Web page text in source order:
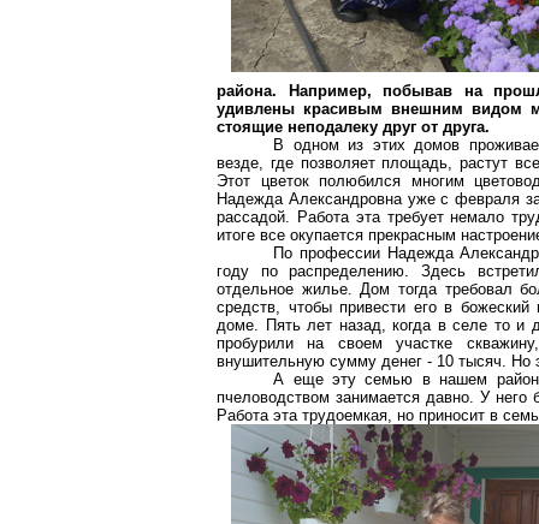
района. Например, побывав на
удивлены красивым внешним видом
стоящие неподалеку друг от друга.
В одном из этих домов
везде, где позволяет площадь, растут
Этот цветок полюбился многим
Надежда Александровна уже с февраля
рассадой. Работа эта требует немало
итоге все окупается прекрасным
По профессии Надежда
году по распределению. Здесь
отдельное жилье. Дом тогда требовал
средств, чтобы привести его в
доме. Пять лет назад, когда в селе то и
пробурили на своем участке
внушительную сумму денег - 10 тысяч. Но
А еще эту семью в нашем
пчеловодством занимается давно. У
Работа эта трудоемкая, но приносит в